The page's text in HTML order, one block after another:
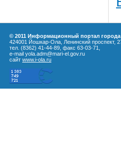
© 2011 Информационный портал
424001 Йошкар-Ола, Ленинский проспект,
тел. (8362) 41-44-89, факс 63-03-71,
e-mail yola.adm@mari-el.gov.ru
сайт www.i-ola.ru